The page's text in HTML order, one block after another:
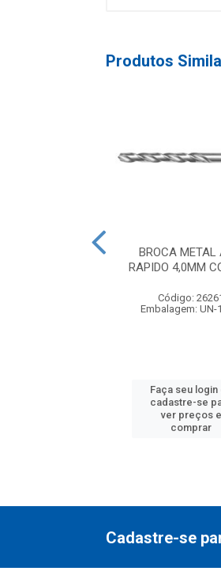
Produtos
BROCA METAL
RAPIDO 4,0MM
Código:
Embalagem: UN-
Faça seu login
cadastre-se
ver preços e
comprar
Cadastre-se